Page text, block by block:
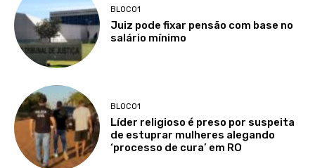
BLOCO1
Juiz pode fixar pensão com base no
salário mínimo
BLOCO1
Líder religioso é preso por suspeita
de estuprar mulheres alegando
‘processo de cura’ em RO